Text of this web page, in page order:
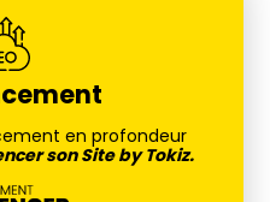
en profondeur
son Site by Tokiz.